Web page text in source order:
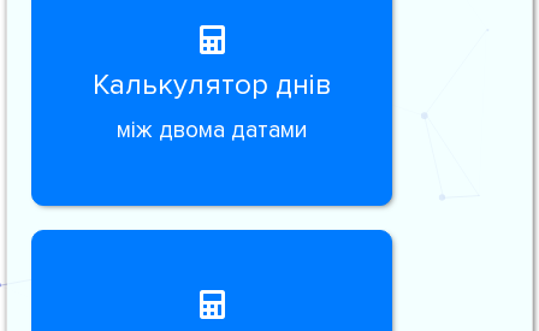
Калькулятор днів
між двома датами